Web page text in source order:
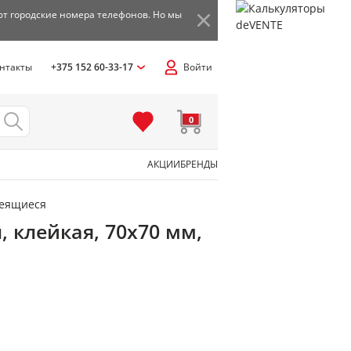
городские номера телефонов. Но мы
+375 152 60-33-17 Войти
0
АКЦИИБРЕНДЫ
клейкая, 70x70 мм,